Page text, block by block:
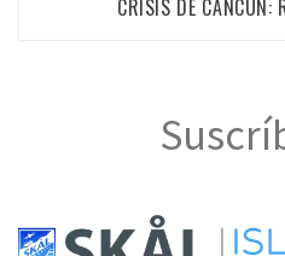
CRISIS DE CANCÚN: